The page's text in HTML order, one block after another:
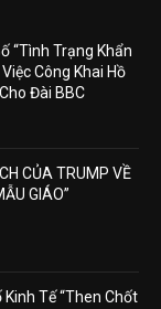
“Tình Trạng Khẩn
Công Khai Hồ
Đài BBC
CỦA TRUMP VỀ
GIÁO”
Tế “Then Chốt